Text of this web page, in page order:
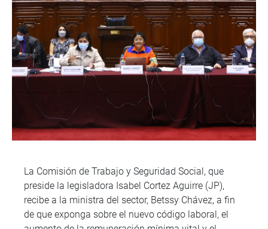
La Comisión de Trabajo y Seguridad Social, que
preside la legisladora Isabel Cortez Aguirre (JP),
recibe a la ministra del sector, Betssy Chávez, a fin
de que exponga sobre el nuevo código laboral, el